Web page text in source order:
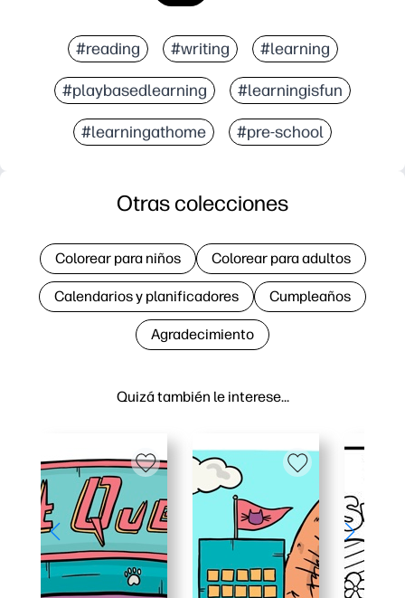
#reading #writing #learning
#playbasedlearning #learningisfun
#learningathome #pre-school
Quizá también le interese…
Otras colecciones
Colorear para niños Colorear para adultos
Calendarios y planificadores Cumpleaños
Agradecimiento